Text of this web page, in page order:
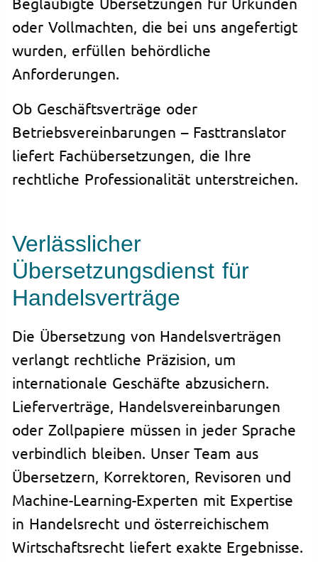
oder Vollmachten, die bei uns angefertigt
wurden, erfüllen behördliche
Anforderungen.
Ob Geschäftsverträge oder
Betriebsvereinbarungen – Fasttranslator
liefert Fachübersetzungen, die Ihre
rechtliche Professionalität unterstreichen.
Verlässlicher
Übersetzungsdienst für
Handelsverträge
Die Übersetzung von Handelsverträgen
verlangt rechtliche Präzision, um
internationale Geschäfte abzusichern.
Lieferverträge, Handelsvereinbarungen
oder Zollpapiere müssen in jeder Sprache
verbindlich bleiben. Unser Team aus
Übersetzern, Korrektoren, Revisoren und
Machine-Learning-Experten mit Expertise
in Handelsrecht und österreichischem
Wirtschaftsrecht liefert exakte Ergebnisse.